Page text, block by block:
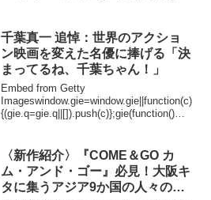
撮られたゴジラ・シリーズの中でエンタ
メ度は一番！ 活劇...
千葉真一 追悼：世界のアクショ
ン映画を変えた名優に捧げる「決
まってるね、千葉ちゃん！」
Embed from Getty
Imageswindow.gie=window.gie||function(c)
{(gie.q=gie.q||[]).push(c)};gie(function()
〈新作紹介〉『COME＆GO カ
ム・アンド・ゴー』必見！大阪キ
タに集うアジア9か国の人々の混